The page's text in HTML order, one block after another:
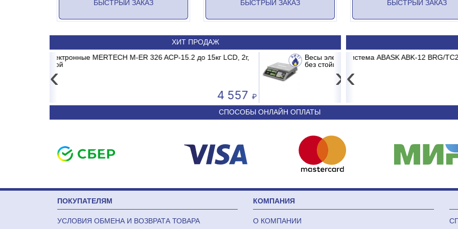
БЫСТРЫЙ ЗАКАЗ БЫСТРЫЙ ЗАКАЗ БЫСТРЫЙ ЗАКАЗ
ХИТ ПРОДАЖ
до 15кг LCD, 2г,
Весы электронные MERTECH M-ER 326 AC-15.2 до 15кг LCD, 2г,
Принтер
‹ ›
MB2/E1 MADRID INVERTER
Сплит-система ABASK ABK-12 BRG/TC2/E1 BURGOS BLACK Сплит-
‹
СПОСОБЫ ОНЛАЙН ОПЛАТЫ
ПОКУПАТЕЛЯМ
УСЛОВИЯ ОБМЕНА И ВОЗВРАТА ТОВАРА
КОМПАНИЯ
О КОМПАНИИ